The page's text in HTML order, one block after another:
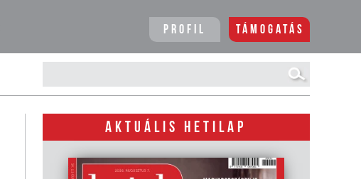
Profil Támogatás
AKTUÁLIS HETILAP